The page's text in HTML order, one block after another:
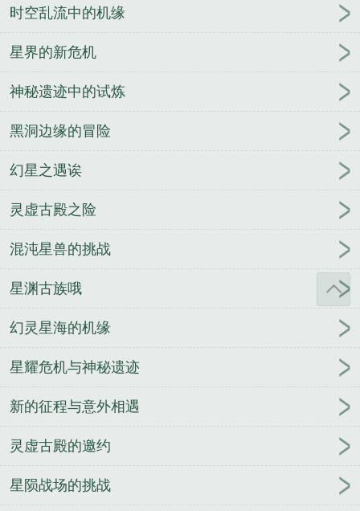
时空乱流中的机缘
星界的新危机
神秘遗迹中的试炼
黑洞边缘的冒险
幻星之遇诶
灵虚古殿之险
混沌星兽的挑战
星渊古族哦
幻灵星海的机缘
星耀危机与神秘遗迹
新的征程与意外相遇
灵虚古殿的邀约
星陨战场的挑战